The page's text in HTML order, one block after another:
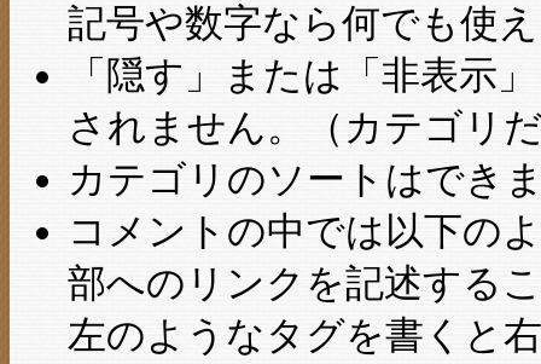
記号や数字なら何でも使
「隠す」または「非表示
されません。（カテゴリ
カテゴリのソートはでき
コメントの中では以下の
部へのリンクを記述する
左のようなタグを書くと